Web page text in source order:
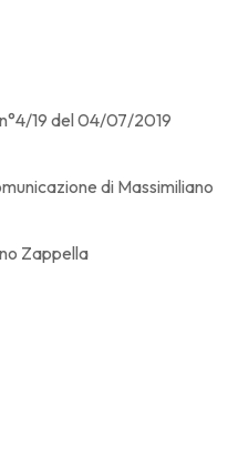
19 del 04/07/2019
di Massimiliano
Zappella